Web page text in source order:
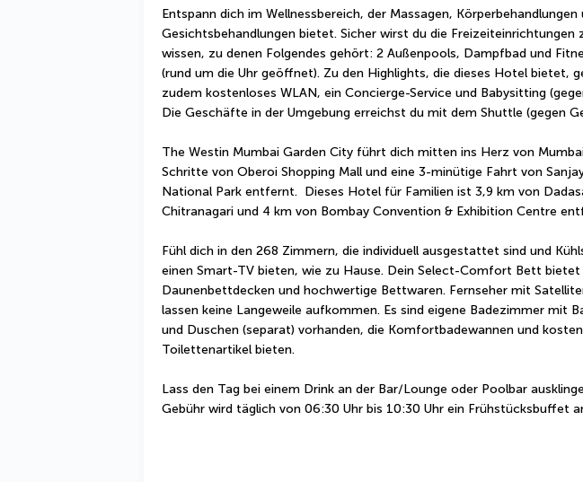
Entspann dich im Wellnessbereich, der Massagen, Körperbehandlungen
Gesichtsbehandlungen bietet. Sicher wirst du die Freizeiteinrichtungen
wissen, zu denen Folgendes gehört: 2 Außenpools, Dampfbad und
(rund um die Uhr geöffnet). Zu den Highlights, die dieses Hotel bietet,
zudem kostenloses WLAN, ein Concierge-Service und Babysitting
Die Geschäfte in der Umgebung erreichst du mit dem Shuttle (gegen
The Westin Mumbai Garden City führt dich mitten ins Herz von
Schritte von Oberoi Shopping Mall und eine 3-minütige Fahrt von
National Park entfernt.  Dieses Hotel für Familien ist 3,9 km von
Chitranagari und 4 km von Bombay Convention & Exhibition Centre
Fühl dich in den 268 Zimmern, die individuell ausgestattet sind und
einen Smart-TV bieten, wie zu Hause. Dein Select-Comfort Bett bietet
Daunenbettdecken und hochwertige Bettwaren. Fernseher mit
lassen keine Langeweile aufkommen. Es sind eigene Badezimmer mit
und Duschen (separat) vorhanden, die Komfortbadewannen und
Toilettenartikel bieten.
Lass den Tag bei einem Drink an der Bar/Lounge oder Poolbar
Gebühr wird täglich von 06:30 Uhr bis 10:30 Uhr ein Frühstücksbuffet